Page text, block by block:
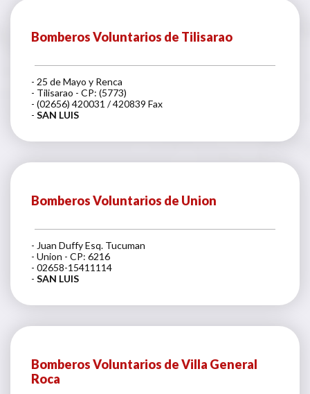
Bomberos Voluntarios de Tilisarao
- 25 de Mayo y Renca
- Tilisarao - CP: (5773)
- (02656) 420031 / 420839 Fax
- SAN LUIS
Bomberos Voluntarios de Union
- Juan Duffy Esq. Tucuman
- Union - CP: 6216
- 02658-15411114
- SAN LUIS
Bomberos Voluntarios de Villa General
Roca